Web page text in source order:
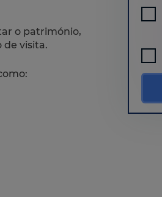
o património,
de visita.